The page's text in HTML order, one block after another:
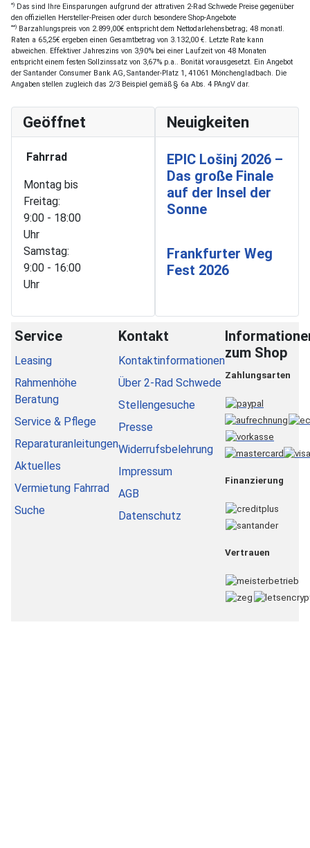
*) Das sind Ihre Einsparungen aufgrund der attrativen 2-Rad Schwede Preise gegenüber
den offiziellen Hersteller-Preisen oder durch besondere Shop-Angebote
**) Barzahlungspreis von 2.899,00€ entspricht dem Nettodarlehensbetrag; 48 monatl.
Raten a 65,25€ ergeben einen Gesamtbetrag von 3.132,00 €. Letzte Rate kann
abweichen. Effektiver Jahreszins von 3,90% bei einer Laufzeit von 48 Monaten
entspricht einem festen Sollzinssatz von 3,67% p.a.. Bonität vorausgesetzt. Ein Angebot
der Santander Consumer Bank AG, Santander-Platz 1, 41061 Mönchengladbach. Die
Angaben stellen zugleich das 2/3 Beispiel gemäß § 6a Abs. 4 PAngV dar.
Geöffnet
Fahrrad
Montag bis
Freitag:
9:00 - 18:00
Uhr
Samstag:
9:00 - 16:00
Uhr
Neuigkeiten
EPIC Lošinj 2026 –
Das große Finale
auf der Insel der
Sonne
Frankfurter Weg
Fest 2026
Service
Leasing
Rahmenhöhe
Beratung
Service & Pflege
Reparaturanleitungen
Aktuelles
Vermietung Fahrrad
Suche
Kontakt
Kontaktinformationen
Über 2-Rad Schwede
Stellengesuche
Presse
Widerrufsbelehrung
Impressum
AGB
Datenschutz
zum Shop
Zahlungsarten
Finanzierung
Vertrauen